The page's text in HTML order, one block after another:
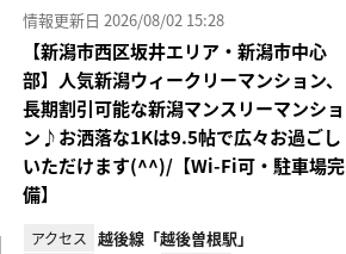
情報更新日 2026/08/02 15:28
【新潟市西区坂井エリア・新潟市中心
部】人気新潟ウィークリーマンション、
長期割引可能な新潟マンスリーマンショ
ン♪お洒落な1Kは9.5帖で広々お過ごし
いただけます(^^)/【Wi-Fi可・駐車場完
備】
アクセス 越後線「越後曽根駅」